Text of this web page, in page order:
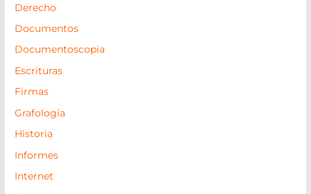
Derecho
Documentos
Documentoscopia
Escrituras
Firmas
Grafología
Historia
Informes
Internet